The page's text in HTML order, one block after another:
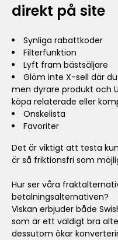
direkt på site
Synliga rabattkoder
Filterfunktion
Lyft fram bästsäljare
Glöm inte X-sell där
men dyrare produkt och
köpa relaterade eller
Önskelista
Favoriter
Det är viktigt att testa
är så friktionsfri som
Hur ser våra
betalningsalternativen?
Viskan erbjuder både
som är ett väldigt bra
dessutom ökar